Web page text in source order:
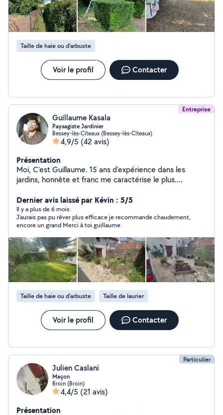
Taille de haie ou d'arbuste
Voir le profil Contacter
Entreprise
Guillaume Kasala
Paysagiste Jardinier
Bessey-lès-Cîteaux (Bessey-lès-Cîteaux)
4,9/5 (42 avis)
Présentation
Moi, C'est Guillaume. 15 ans d'expérience dans les
jardins, honnête et franc me caractérise le plus.
proposer mes services dans les espaces verts, mais
surtout le soin des végétaux. Je propose souvent des
alternatives pour égayer les jardins, éviter trop le
minéral et des solutions pour créer un jardin suffisant à
lui même. Homme a tout faire, Bricoleur et débrouillard
dans l'âme, je suis très habile de mes mains et j'aime
innover. Rendons les jardins plus colorés, plus natures,
et beaucoup plus libres. La maçonnerie paysagère est
aussi dans mes cordes, la création de bordures en fer et
de jardinière en bois sont aussi mes atouts. Hésiter pas
à me contacter, appelons nous et voyons comment
améliorer, créer, rêver de votre jardin ensemble. À
bientôt.
Dernier avis laissé par Kévin : 5/5
Il y a plus de 6 mois
J'aurais pas pu rêver plus efficace je recommande chaudement,
encore un grand Merci à toi guillaume
Taille de haie ou d'arbuste Taille de laurier
Voir le profil Contacter
Particulier
Julien Caslani
Maçon
Broin (Broin)
4,4/5 (21 avis)
Présentation